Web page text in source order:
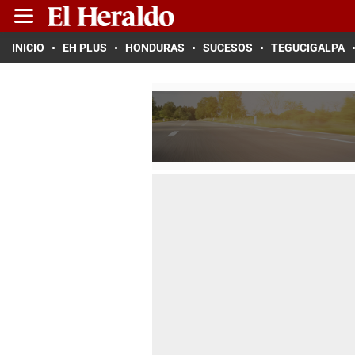
INICIO EH PLUS HONDURAS SUCESOS TEGUCIGALPA